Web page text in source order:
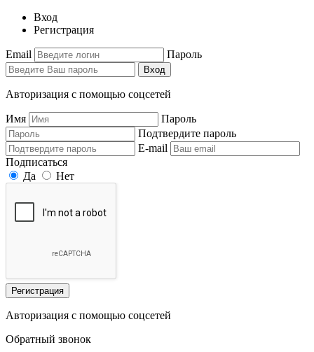
Вход
Регистрация
Email Пароль
Вход
Авторизация с помощью соцсетей
Имя
Пароль
Подтвердите пароль
E-mail
Подписаться
Да
Нет
Регистрация
Авторизация с помощью соцсетей
Обратный звонок